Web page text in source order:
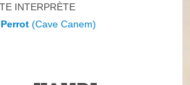
INTERPRÈTE
Perrot(Cave Canem)